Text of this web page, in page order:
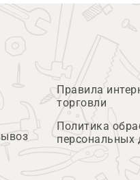
Правила
торговли
Политика
персональных